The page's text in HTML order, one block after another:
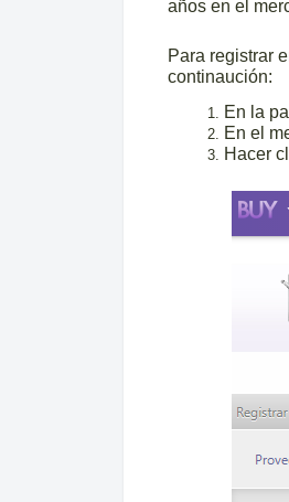
años en el
Para registrar
continaución:
En la
En el
Hacer